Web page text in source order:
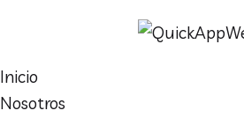
Inicio
Nosotros